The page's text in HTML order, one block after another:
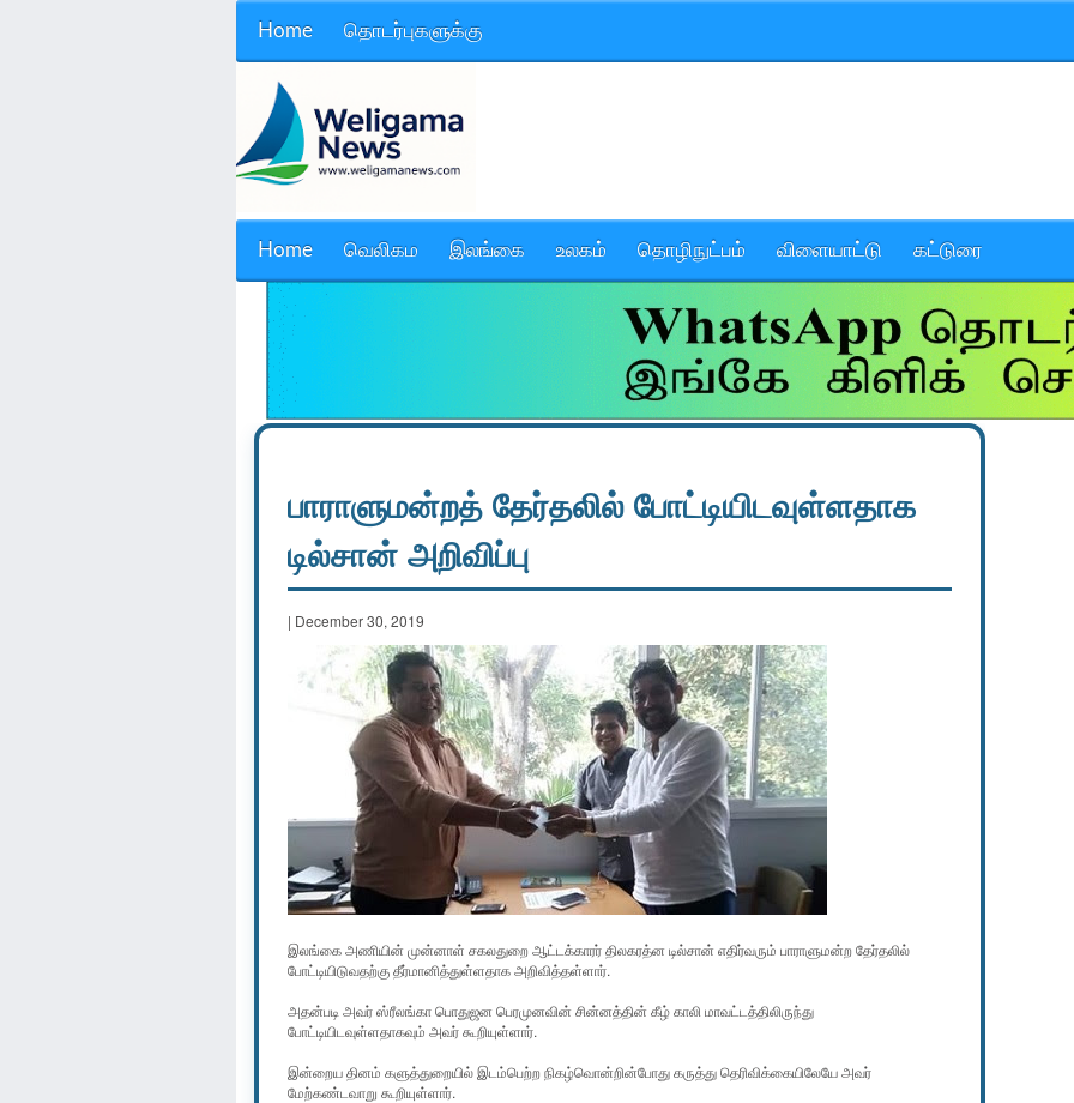
Home தொடர்புகளுக்கு
Home வெலிகம இலங்கை உலகம் தொழிநுட்பம் விளையாட்டு கட்டுரை
பாராளுமன்றத் தேர்தலில் போட்டியிடவுள்ளதாக
டில்சான் அறிவிப்பு
| December 30, 2019
இலங்கை அணியின் முன்னாள் சகலதுறை ஆட்டக்காரர் திலகரத்ன டில்சான் எதிர்வரும் பாராளுமன்ற தேர்தலில்
போட்டியிடுவதற்கு தீர்மானித்துள்ளதாக அறிவித்தள்ளார்.
அதன்படி அவர் ஸ்ரீலங்கா பொதுஜன பெரமுனவின் சின்னத்தின் கீழ் காலி மாவட்டத்திலிருந்து
போட்டியிடவுள்ளதாகவும் அவர் கூறியுள்ளார்.
இன்றைய தினம் களுத்துறையில் இடம்பெற்ற நிகழ்வொன்றின்போது கருத்து தெரிவிக்கையிலேயே அவர்
மேற்கண்டவாறு கூறியுள்ளார்.